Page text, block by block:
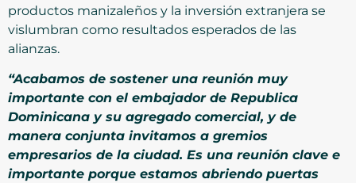
productos manizaleños y la inversión extranjera se
vislumbran como resultados esperados de las
alianzas.
“Acabamos de sostener una reunión muy
importante con el embajador de Republica
Dominicana y su agregado comercial, y de
manera conjunta invitamos a gremios
empresarios de la ciudad. Es una reunión clave e
importante porque estamos abriendo puertas